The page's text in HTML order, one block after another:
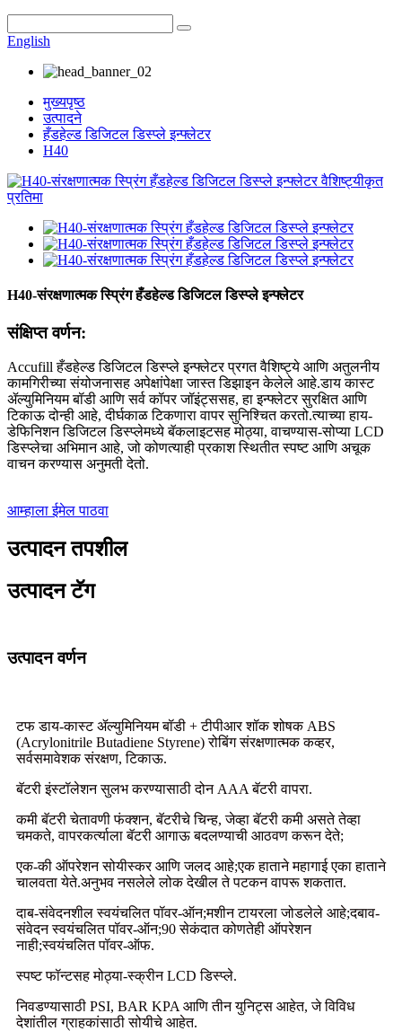
English
मुख्यपृष्ठ
उत्पादने
हँडहेल्ड डिजिटल डिस्प्ले इन्फ्लेटर
H40
H40-संरक्षणात्मक स्प्रिंग हँडहेल्ड डिजिटल डिस्प्ले इन्फ्लेटर
संक्षिप्त वर्णन:
Accufill हँडहेल्ड डिजिटल डिस्प्ले इन्फ्लेटर प्रगत वैशिष्ट्ये आणि अतुलनीय
कामगिरीच्या संयोजनासह अपेक्षांपेक्षा जास्त डिझाइन केलेले आहे.डाय कास्ट
ॲल्युमिनियम बॉडी आणि सर्व कॉपर जॉइंट्ससह, हा इन्फ्लेटर सुरक्षित आणि
टिकाऊ दोन्ही आहे, दीर्घकाळ टिकणारा वापर सुनिश्चित करतो.त्याच्या हाय-
डेफिनिशन डिजिटल डिस्प्लेमध्ये बॅकलाइटसह मोठ्या, वाचण्यास-सोप्या LCD
डिस्प्लेचा अभिमान आहे, जो कोणत्याही प्रकाश स्थितीत स्पष्ट आणि अचूक
वाचन करण्यास अनुमती देतो.
आम्हाला ईमेल पाठवा
उत्पादन तपशील
उत्पादन टॅग
उत्पादन वर्णन
टफ डाय-कास्ट ॲल्युमिनियम बॉडी + टीपीआर शॉक शोषक ABS
(Acrylonitrile Butadiene Styrene) रोबिंग संरक्षणात्मक कव्हर,
सर्वसमावेशक संरक्षण, टिकाऊ.
बॅटरी इंस्टॉलेशन सुलभ करण्यासाठी दोन AAA बॅटरी वापरा.
कमी बॅटरी चेतावणी फंक्शन, बॅटरीचे चिन्ह, जेव्हा बॅटरी कमी असते तेव्हा
चमकते, वापरकर्त्याला बॅटरी आगाऊ बदलण्याची आठवण करून देते;
एक-की ऑपरेशन सोयीस्कर आणि जलद आहे;एक हाताने महागाई एका हाताने
चालवता येते.अनुभव नसलेले लोक देखील ते पटकन वापरू शकतात.
दाब-संवेदनशील स्वयंचलित पॉवर-ऑन;मशीन टायरला जोडलेले आहे;दबाव-
संवेदन स्वयंचलित पॉवर-ऑन;90 सेकंदात कोणतेही ऑपरेशन
नाही;स्वयंचलित पॉवर-ऑफ.
स्पष्ट फॉन्टसह मोठ्या-स्क्रीन LCD डिस्प्ले.
निवडण्यासाठी PSI, BAR KPA आणि तीन युनिट्स आहेत, जे विविध
देशांतील ग्राहकांसाठी सोयीचे आहेत.